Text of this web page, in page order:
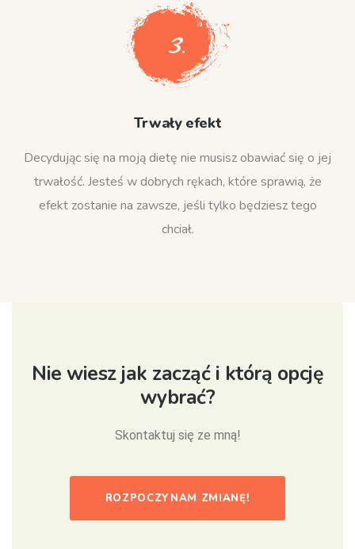
3.
Trwały efekt
Decydując się na moją dietę nie musisz obawiać się o jej
trwałość. Jesteś w dobrych rękach, które sprawią, że
efekt zostanie na zawsze, jeśli tylko będziesz tego
chciał.
Nie wiesz jak zacząć i którą opcję
wybrać?
Skontaktuj się ze mną!
ROZPOCZYNAM ZMIANĘ!